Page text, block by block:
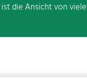
ist die Ansicht von